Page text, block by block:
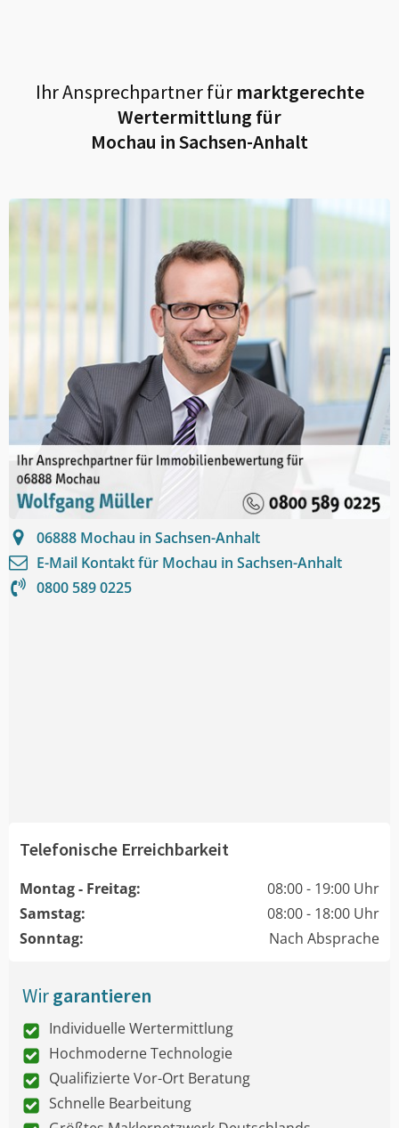
Ihr Ansprechpartner fürmarktgerechte
Wertermittlung für
Mochau in Sachsen-Anhalt
06888 Mochau in Sachsen-Anhalt
E-Mail Kontakt für Mochau in Sachsen-Anhalt
0800 589 0225
Telefonische Erreichbarkeit
Montag - Freitag:
08:00 - 19:00 Uhr
Samstag:
08:00 - 18:00 Uhr
Sonntag:
Nach Absprache
Wirgarantieren
Individuelle Wertermittlung
Hochmoderne Technologie
Qualifizierte Vor-Ort Beratung
Schnelle Bearbeitung